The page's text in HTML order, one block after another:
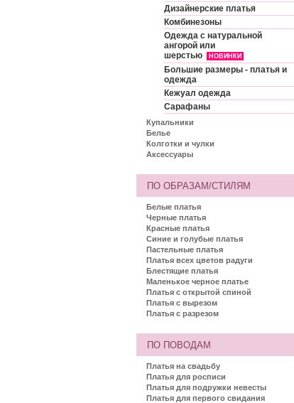
Дизайнерские платья
Комбинезоны
Одежда с натуральной
ангорой или
шерстью
НОВИНКИ
Большие размеры - платья и
одежда
Кежуал одежда
Сарафаны
Купальники
Белье
Колготки и чулки
Аксессуары
ПО ОБРАЗАМ/СТИЛЯМ
Белые платья
Черные платья
Красные платья
Синие и голубые платья
Пастельные платья
Платья всех цветов радуги
Блестящие платья
Маленькое черное платье
Платья с открытой спиной
Платья с вырезом
Платья с разрезом
ПО ПОВОДАМ
Платья на свадьбу
Платья для росписи
Платья для подружки невесты
Платья для первого свидания